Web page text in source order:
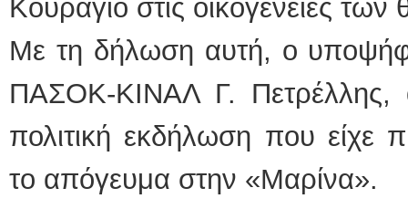
Κουράγιο στις οικογένειες
Με τη δήλωση αυτή, ο
ΠΑΣΟΚ-ΚΙΝΑΛ Γ. Πετρέλλης,
πολιτική εκδήλωση που είχε
το απόγευμα στην «Μαρίνα».